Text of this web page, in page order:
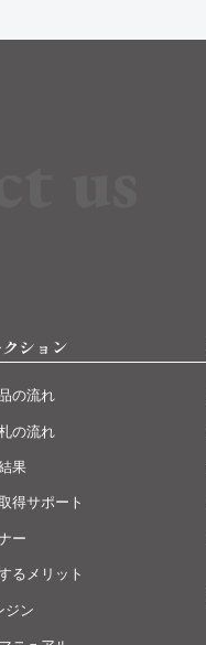
ション
の流れ
の流れ
果
得サポート
ー
るメリット
ジン